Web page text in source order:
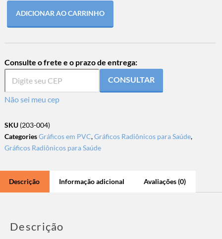
ADICIONAR AO CARRINHO
Consulte o frete e o prazo de entrega:
CONSULTAR
Não sei meu cep
SKU (203-004)
CategoriesGráficos em PVC,Gráficos Radiônicos para Saúde,
Gráficos Radiônicos para Saúde
Descrição Informação adicional Avaliações (0)
Descrição